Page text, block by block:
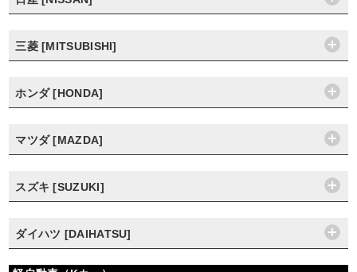
三菱 [MITSUBISHI]
ホンダ [HONDA]
マツダ [MAZDA]
スズキ [SUZUKI]
ダイハツ [DAIHATSU]